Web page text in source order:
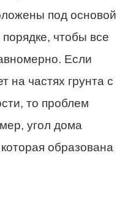
под основой
чтобы все
Если
на частях грунта с
то проблем
угол дома
образована